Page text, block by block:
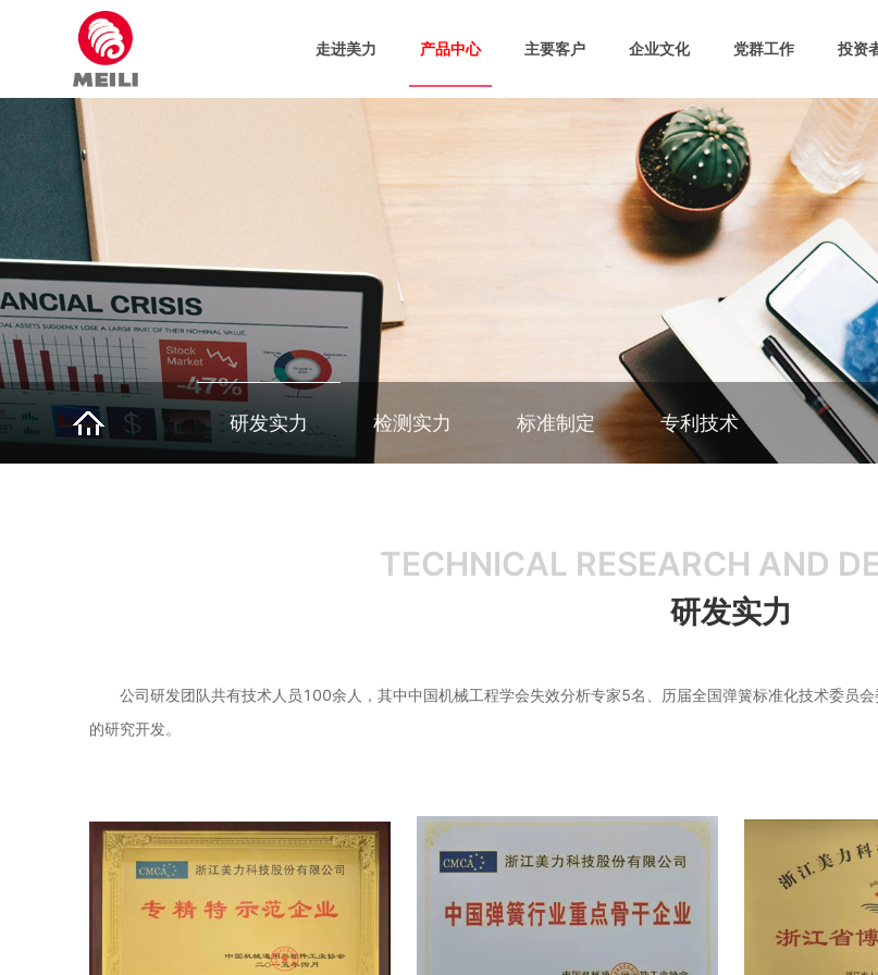
走进美力 产品中心 主要客户 企业文化 党群工作 投资
研发实力 检测实力 标准制定 专利技术
TECHNICAL RESEARCH AND
研发实力
公司研发团队共有技术人员100余人，其中中国机械工程学会失效分析专家5名、历届全国弹簧标准化技术委员
的研究开发。